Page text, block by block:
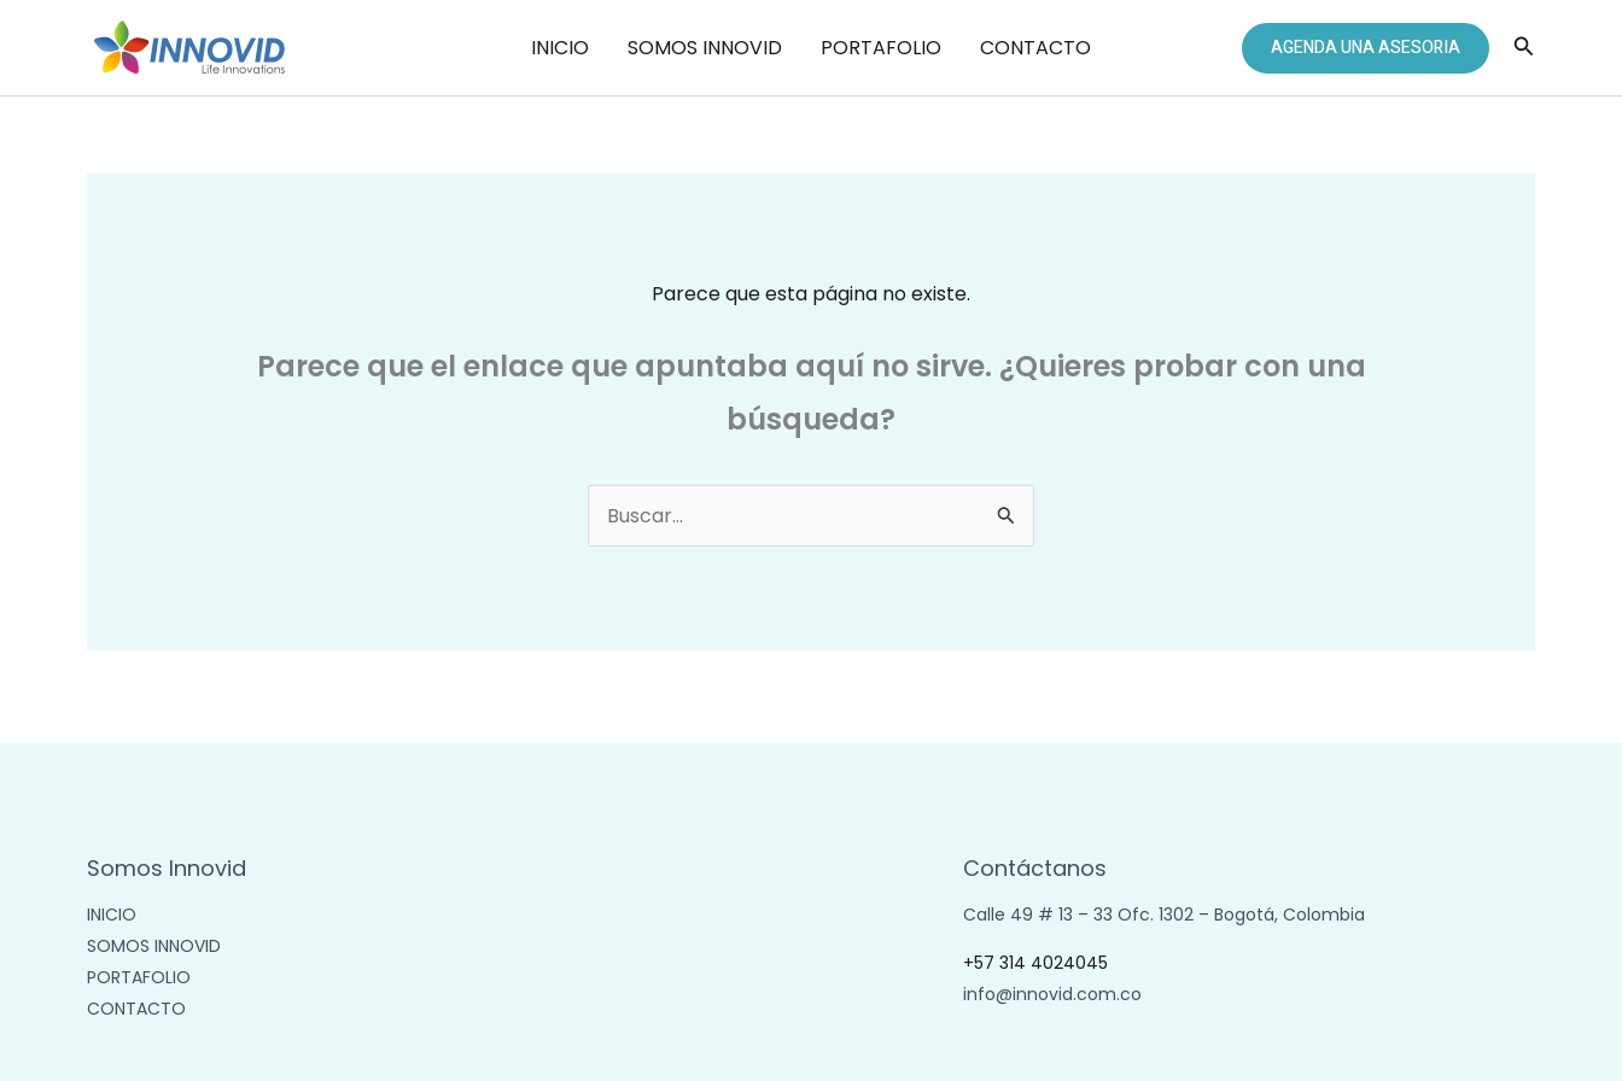
INICIO SOMOS INNOVID PORTAFOLIO CONTACTO AGENDA UNA ASESORIA Buscar
Parece que esta página no existe.
Parece que el enlace que apuntaba aquí no sirve. ¿Quieres probar con una
búsqueda?
Buscar
por:
Somos Innovid
INICIO
SOMOS INNOVID
PORTAFOLIO
CONTACTO
Contáctanos
Calle 49 # 13 – 33 Ofc. 1302 – Bogotá, Colombia
+57 314 4024045
info@innovid.com.co